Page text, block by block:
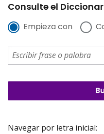
Consulte el
Empieza con
Navegar por letra inicial: